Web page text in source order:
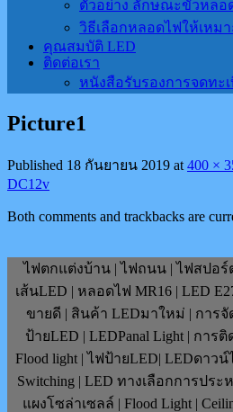
ตัวอย่าง ลักษณะขั้วหลอ
วิธีเลือกหลอดไฟให้เหม
คุณสมบัติ LED
ติดต่อเรา
หนังสือรับรองการจดทะ
Picture1
Published 18 กันยายน 2019 at 400 ×
DC12v
Both comments and trackbacks are
ไฟตกแต่งบ้าน | ไฟถนน | ไฟสปอร์
เส้นLED | หลอดไฟ MR16 | LED
ขายดี | สินค้า LEDมาใหม่ | การจั
ป้ายLED | LEDPanal Light | การ
Flood light | ไฟป้ายLED| LEDดาวน์
Switching | LED ทางเลือกการปร
แผงโซล่าเซลล์ | Flood Light |